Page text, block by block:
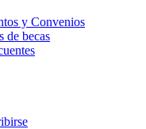
y Convenios
de becas